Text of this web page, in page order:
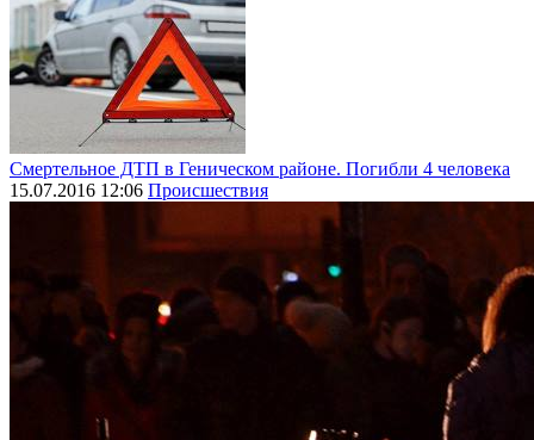
Смертельное ДТП в Геническом районе. Погибли 4 человека
15.07.2016 12:06 Происшествия